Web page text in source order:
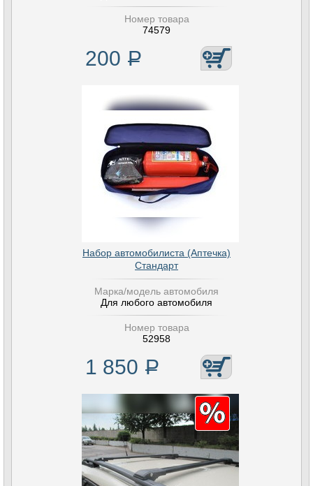
Номер товара
74579
200 Р
Набор автомобилиста (Аптечка)
Стандарт
Марка/модель автомобиля
Для любого автомобиля
Номер товара
52958
1 850 Р